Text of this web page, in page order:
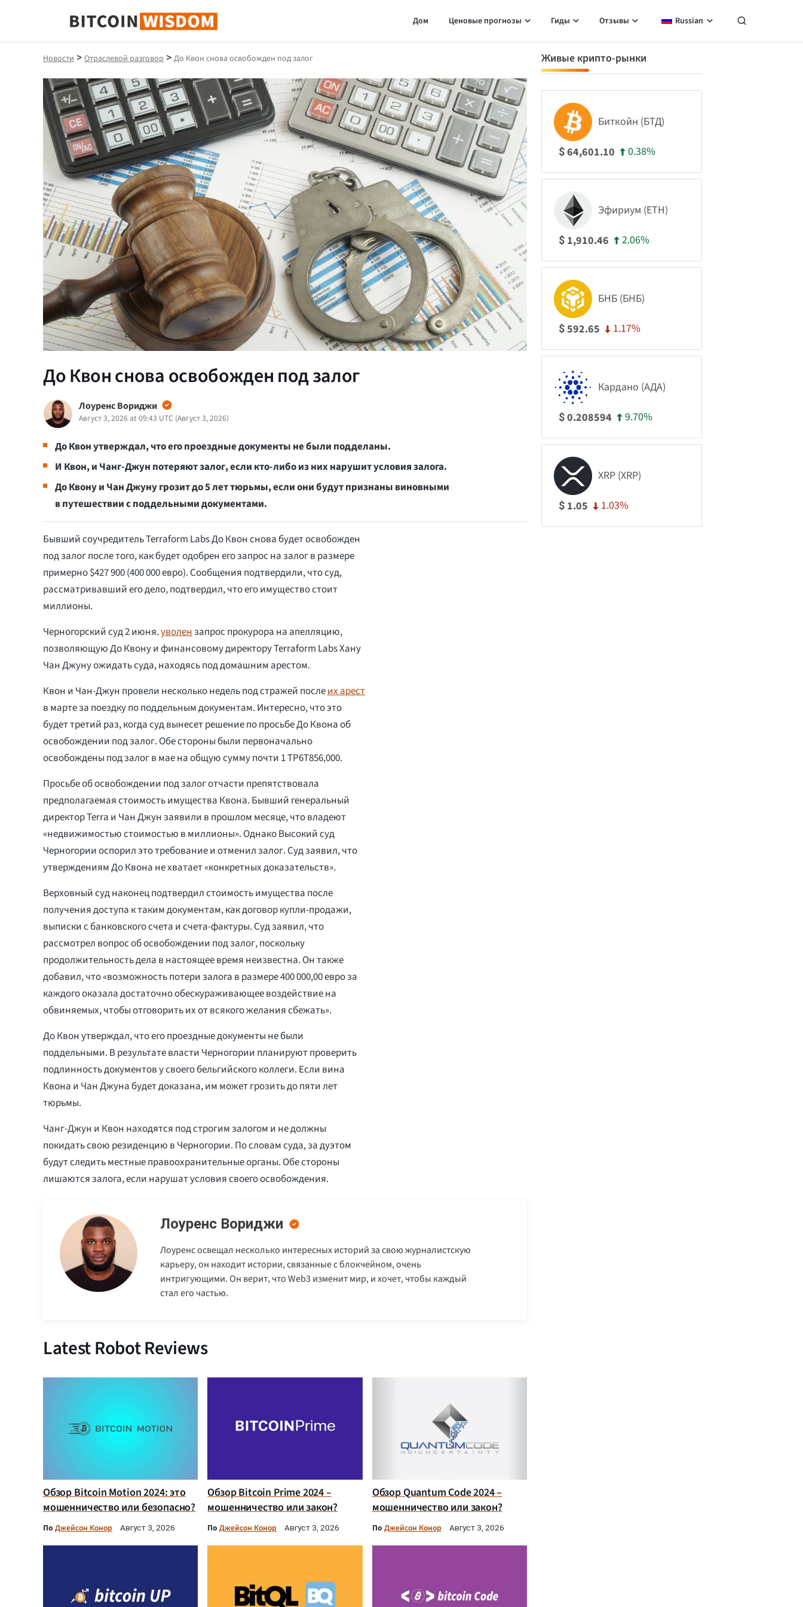
Биткойн Мудрость
Дом Ценовые прогнозы Гиды Отзывы Russian
Новости > Отраслевой разговор > До Квон снова освобожден под залог
До Квон снова освобожден под залог
Лоуренс Вориджи
Август 3, 2026 at 09:43 UTC (Август 3, 2026)
До Квон утверждал, что его проездные документы не были подделаны.
И Квон, и Чанг-Джун потеряют залог, если кто-либо из них нарушит условия залога.
До Квону и Чан Джуну грозит до 5 лет тюрьмы, если они будут признаны виновными
в путешествии с поддельными документами.
Бывший соучредитель Terraform Labs До Квон снова будет освобожден
под залог после того, как будет одобрен его запрос на залог в размере
примерно $427 900 (400 000 евро). Сообщения подтвердили, что суд,
рассматривавший его дело, подтвердил, что его имущество стоит
миллионы.
Черногорский суд 2 июня.уволен запрос прокурора на апелляцию,
позволяющую До Квону и финансовому директору Terraform Labs Хану
Чан Джуну ожидать суда, находясь под домашним арестом.
Квон и Чан-Джун провели несколько недель под стражей послеих арест
в марте за поездку по поддельным документам. Интересно, что это
будет третий раз, когда суд вынесет решение по просьбе До Квона об
освобождении под залог. Обе стороны были первоначально
освобождены под залог в мае на общую сумму почти 1 TP6T856,000.
Просьбе об освобождении под залог отчасти препятствовала
предполагаемая стоимость имущества Квона. Бывший генеральный
директор Terra и Чан Джун заявили в прошлом месяце, что владеют
«недвижимостью стоимостью в миллионы». Однако Высокий суд
Черногории оспорил это требование и отменил залог. Суд заявил, что
утверждениям До Квона не хватает «конкретных доказательств».
Верховный суд наконец подтвердил стоимость имущества после
получения доступа к таким документам, как договор купли-продажи,
выписки с банковского счета и счета-фактуры. Суд заявил, что
рассмотрел вопрос об освобождении под залог, поскольку
продолжительность дела в настоящее время неизвестна. Он также
добавил, что «возможность потери залога в размере 400 000,00 евро за
каждого оказала достаточно обескураживающее воздействие на
обвиняемых, чтобы отговорить их от всякого желания сбежать».
До Квон утверждал, что его проездные документы не были
поддельными. В результате власти Черногории планируют проверить
подлинность документов у своего бельгийского коллеги. Если вина
Квона и Чан Джуна будет доказана, им может грозить до пяти лет
тюрьмы.
Чанг-Джун и Квон находятся под строгим залогом и не должны
покидать свою резиденцию в Черногории. По словам суда, за дуэтом
будут следить местные правоохранительные органы. Обе стороны
лишаются залога, если нарушат условия своего освобождения.
Лоуренс Вориджи
Лоуренс освещал несколько интересных историй за свою журналистскую
карьеру, он находит истории, связанные с блокчейном, очень
интригующими. Он верит, что Web3 изменит мир, и хочет, чтобы каждый
стал его частью.
Latest Robot Reviews
Обзор Bitcoin Motion 2024: это
мошенничество или безопасно?
По Джейсон Конор Август 3, 2026
Обзор Bitcoin Prime 2024 –
мошенничество или закон?
ПоДжейсон Конор Август 3, 2026
Обзор Quantum Code 2024 –
мошенничество или закон?
По Джейсон Конор Август 3, 2026
Живые крипто-рынки
Биткойн (БТД)
$64,601.10 0.38%
Эфириум (ETH)
$ 1,910.46 2.06%
БНБ (БНБ)
$592.65 1.17%
Кардано (АДА)
$0.208594 9.70%
XRP (XRP)
$ 1.05 1.03%